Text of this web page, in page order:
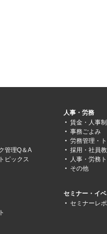
管理Q＆A
ピックス
人事・労務
賃金・人事
事務ごよみ
労務管理・
採用・社員
人事・労務
その他
セミナー・イベ
セミナーレ